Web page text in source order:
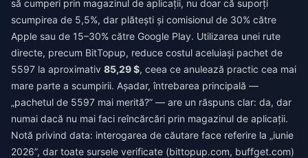
să cumperi prin magazinul de aplicații, nu doar că suporți
scumpirea de 5,5%, dar plătești și comisionul de 30% către
Apple sau de 15–30% către Google Play. Utilizarea unei rute
directe, precum BitTopup, reduce costul aceluiași pachet de
5597 la aproximativ 85,29 $, ceea ce anulează practic cea mai
mare parte a scumpirii. Așadar, întrebarea principală —
„pachetul de 5597 mai merită?” — are un răspuns clar: da, dar
numai dacă nu mai faci reîncărcări prin magazinul de aplicații.
Notă privind data: interogarea de căutare face referire la „iunie
2026”, dar toate sursele verificate (bittopup.com, buffget.com)